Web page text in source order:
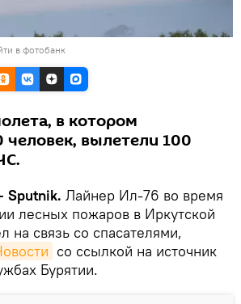
в фотобанк
в котором
человек, вылетели 100
Sputnik. Лайнер Ил-76 во время
лесных пожаров в Иркутской
на связь со спасателями,
со ссылкой на источник
Бурятии.